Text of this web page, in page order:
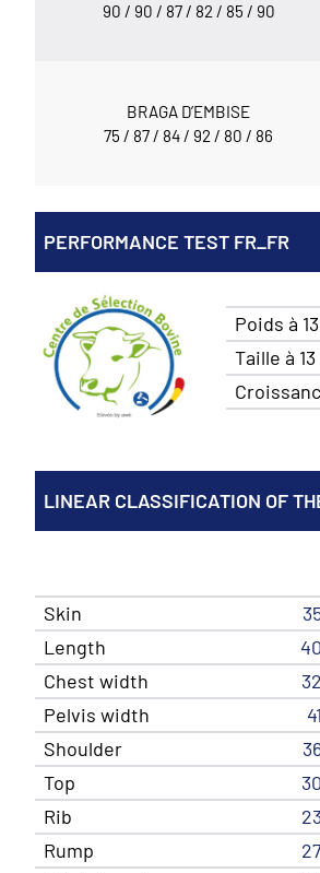
90 / 90 / 87 / 82 / 85 / 90
BRAGA D’EMBISE
75 / 87 / 84 / 92 / 80 / 86
PERFORMANCE TEST FR_FR
Poids à
Taille à
LINEAR CLASSIFICATION OF
Skin
Length
40
Chest width
32
Pelvis width
41
Shoulder
Top
30
Rib
23
Rump